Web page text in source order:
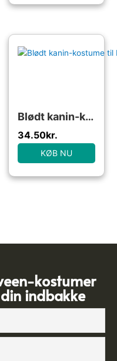
Blødt kanin-kostume til Labubu
34.50kr.
KØB NU
kostumer
indbakke